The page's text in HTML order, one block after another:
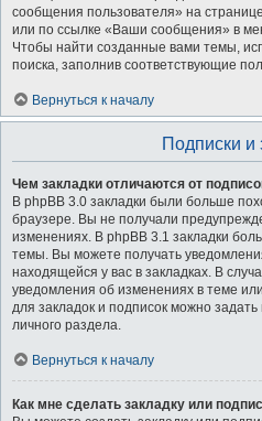
сообщения пользователя» на
или по ссылке «Ваши сообщения» в
Чтобы найти созданные вами темы,
поиска, заполнив соответствующие
Вернуться к началу
Подписки и
Чем закладки отличаются от
В phpBB 3.0 закладки были больше
браузере. Вы не получали
изменениях. В phpBB 3.1 закладки
темы. Вы можете получать
находящейся у вас в закладках. В
уведомления об изменениях в теме
для закладок и подписок можно
личного раздела.
Вернуться к началу
Как мне сделать закладку или